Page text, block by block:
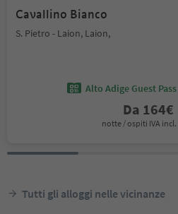
Cavallino Bianco
S. Pietro - Laion, Laion,
Alto Adige Guest Pass
Da 164€
notte / ospiti IVA incl.
Tutti gli alloggi nelle vicinanze